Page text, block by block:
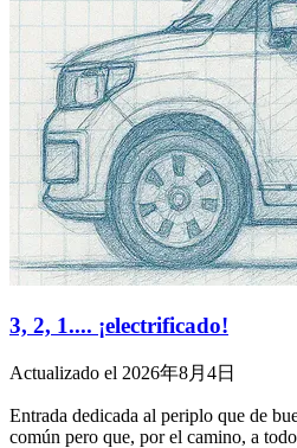
3, 2, 1.... ¡electrificado!
Actualizado el 2026年8月4日
Entrada dedicada al periplo que de
común pero que, por el camino, a